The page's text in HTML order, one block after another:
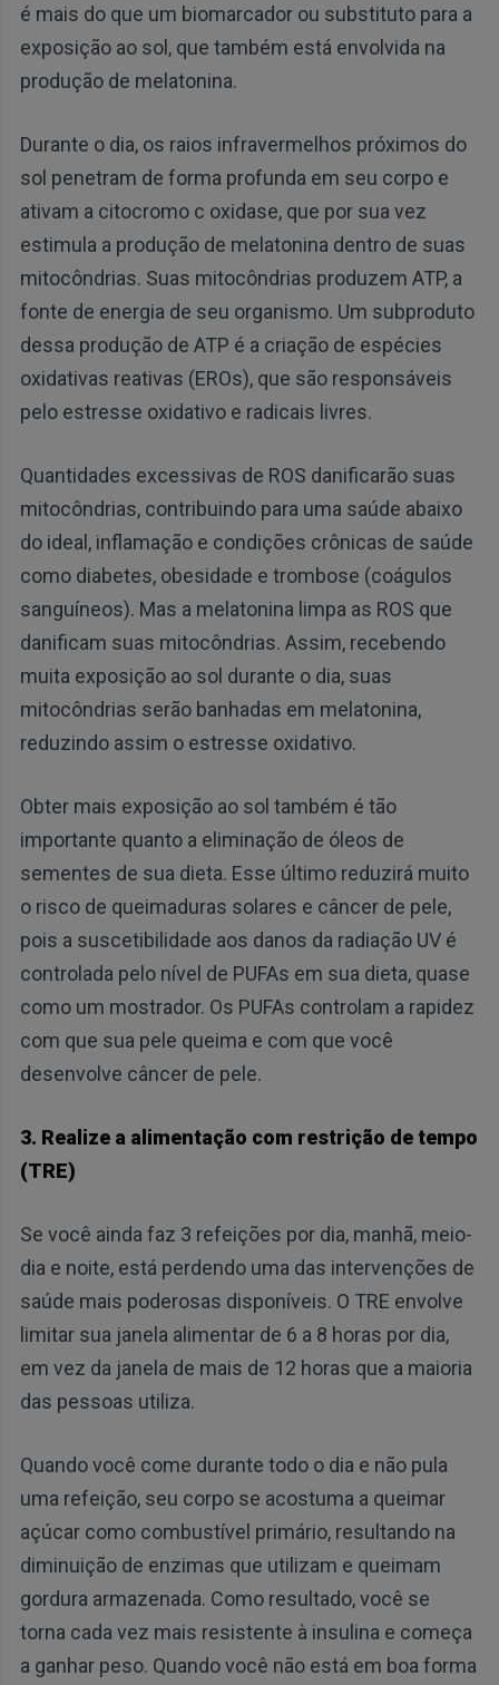
é mais do que um biomarcador ou substituto para a
exposição ao sol, que também está envolvida na
produção de melatonina.
Durante o dia, os raios infravermelhos próximos do
sol penetram de forma profunda em seu corpo e
ativam a citocromo c oxidase, que por sua vez
estimula a produção de melatonina dentro de suas
mitocôndrias. Suas mitocôndrias produzem ATP, a
fonte de energia de seu organismo. Um subproduto
dessa produção de ATP é a criação de espécies
oxidativas reativas (EROs), que são responsáveis
pelo estresse oxidativo e radicais livres.
Quantidades excessivas de ROS danificarão suas
mitocôndrias, contribuindo para uma saúde abaixo
do ideal, inflamação e condições crônicas de saúde
como diabetes, obesidade e trombose (coágulos
sanguíneos). Mas a melatonina limpa as ROS que
danificam suas mitocôndrias. Assim, recebendo
muita exposição ao sol durante o dia, suas
mitocôndrias serão banhadas em melatonina,
reduzindo assim o estresse oxidativo.
Obter mais exposição ao sol também é tão
importante quanto a eliminação de óleos de
sementes de sua dieta. Esse último reduzirá muito
o risco de queimaduras solares e câncer de pele,
pois a suscetibilidade aos danos da radiação UV é
controlada pelo nível de PUFAs em sua dieta, quase
como um mostrador. Os PUFAs controlam a rapidez
com que sua pele queima e com que você
desenvolve câncer de pele.
3. Realize a alimentação com restrição de tempo
(TRE)
Se você ainda faz 3 refeições por dia, manhã, meio-
dia e noite, está perdendo uma das intervenções de
saúde mais poderosas disponíveis. O TRE envolve
limitar sua janela alimentar de 6 a 8 horas por dia,
em vez da janela de mais de 12 horas que a maioria
das pessoas utiliza.
Quando você come durante todo o dia e não pula
uma refeição, seu corpo se acostuma a queimar
açúcar como combustível primário, resultando na
diminuição de enzimas que utilizam e queimam
gordura armazenada. Como resultado, você se
torna cada vez mais resistente à insulina e começa
a ganhar peso. Quando você não está em boa forma